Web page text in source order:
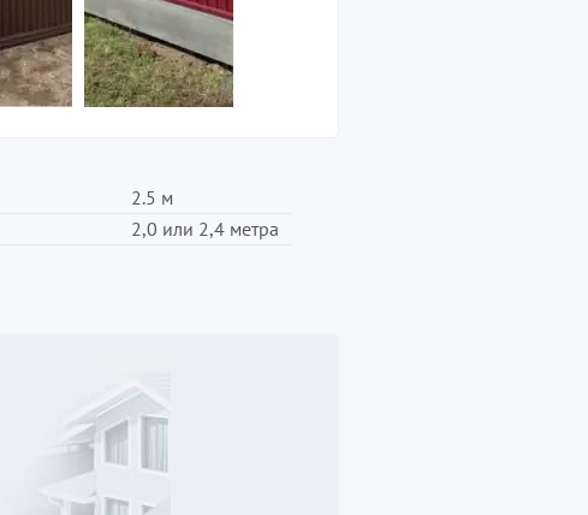
2.5 м
2,0 или 2,4 метра